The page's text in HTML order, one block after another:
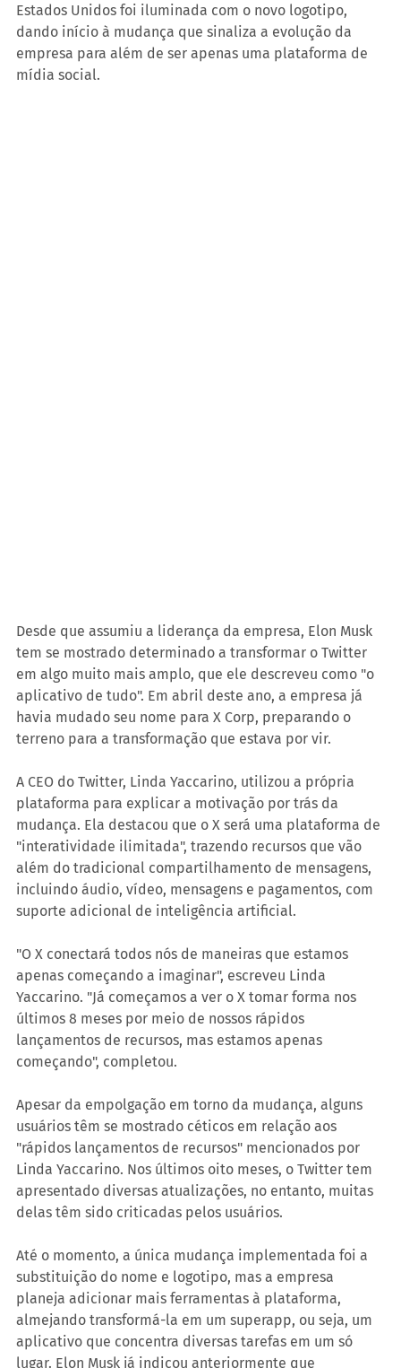
Estados Unidos foi iluminada com o novo logotipo,
dando início à mudança que sinaliza a evolução da
empresa para além de ser apenas uma plataforma de
mídia social.
Desde que assumiu a liderança da empresa, Elon Musk
tem se mostrado determinado a transformar o Twitter
em algo muito mais amplo, que ele descreveu como "o
aplicativo de tudo". Em abril deste ano, a empresa já
havia mudado seu nome para X Corp, preparando o
terreno para a transformação que estava por vir.
A CEO do Twitter, Linda Yaccarino, utilizou a própria
plataforma para explicar a motivação por trás da
mudança. Ela destacou que o X será uma plataforma de
"interatividade ilimitada", trazendo recursos que vão
além do tradicional compartilhamento de mensagens,
incluindo áudio, vídeo, mensagens e pagamentos, com
suporte adicional de inteligência artificial.
"O X conectará todos nós de maneiras que estamos
apenas começando a imaginar", escreveu Linda
Yaccarino. "Já começamos a ver o X tomar forma nos
últimos 8 meses por meio de nossos rápidos
lançamentos de recursos, mas estamos apenas
começando", completou.
Apesar da empolgação em torno da mudança, alguns
usuários têm se mostrado céticos em relação aos
"rápidos lançamentos de recursos" mencionados por
Linda Yaccarino. Nos últimos oito meses, o Twitter tem
apresentado diversas atualizações, no entanto, muitas
delas têm sido criticadas pelos usuários.
Até o momento, a única mudança implementada foi a
substituição do nome e logotipo, mas a empresa
planeja adicionar mais ferramentas à plataforma,
almejando transformá-la em um superapp, ou seja, um
aplicativo que concentra diversas tarefas em um só
lugar. Elon Musk já indicou anteriormente que